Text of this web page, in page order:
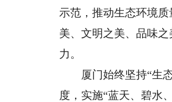
示范，推动生态环境
美、文明之美、品味
力。
厦门始终坚持“生态
度，实施“蓝天、碧水